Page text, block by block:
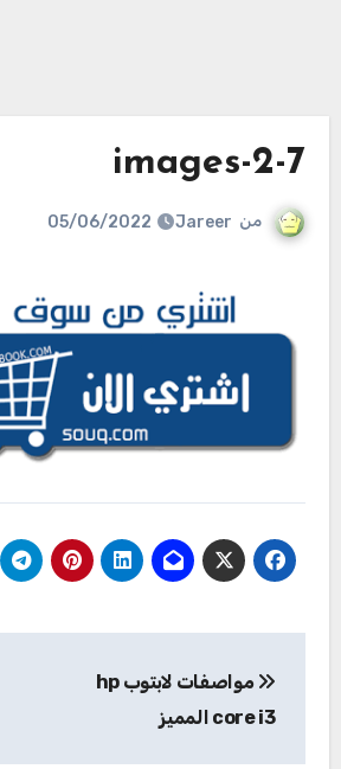
images-2-7
من Jareer
05/06/2022
المقالات
مواصفات لابتوب hp
core i3 المميز